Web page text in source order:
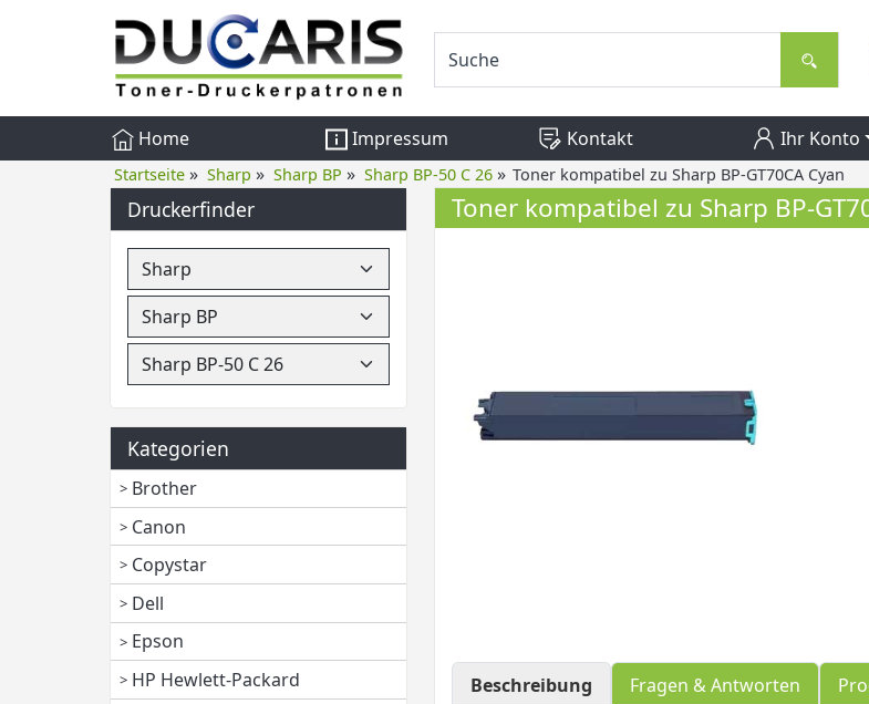
Home Impressum Kontakt Ihr Konto
Startseite » Sharp » Sharp BP » Sharp BP-50 C 26 » Toner kompatibel zu Sharp BP-GT70CA Cyan
Druckerfinder
Kategorien
Brother
Canon
Copystar
Dell
Epson
HP Hewlett-Packard
Toner kompatibel zu Sharp BP-
Beschreibung Fragen & Antworten